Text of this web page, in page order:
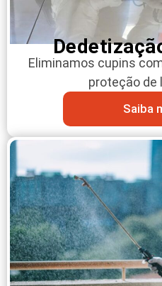
Eliminamos cupins
proteção de
Saiba